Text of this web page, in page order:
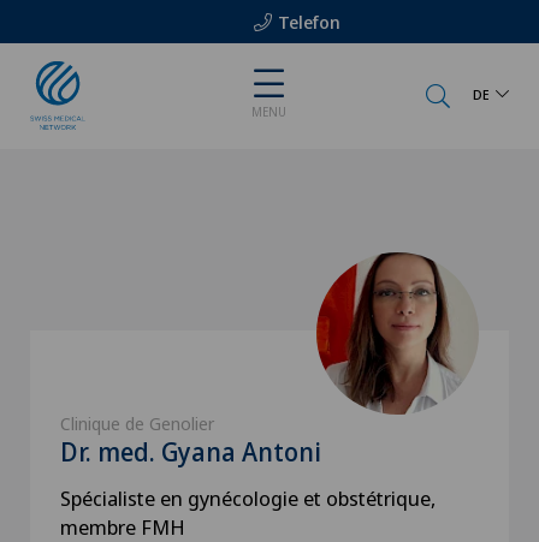
Telefon
MENU
DE
Clinique de Genolier
Dr. med. Gyana Antoni
Spécialiste en gynécologie et obstétrique,
membre FMH